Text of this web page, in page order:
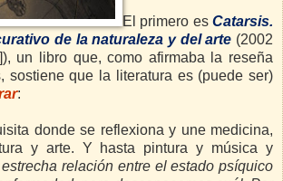
El primero es Catarsis.
de la naturaleza y del arte (2002
un libro que, como afirmaba la reseña
sostiene que la literatura es (puede ser)
:
donde se reflexiona y une medicina,
y arte. Y hasta pintura y música y
relación entre el estado psíquico